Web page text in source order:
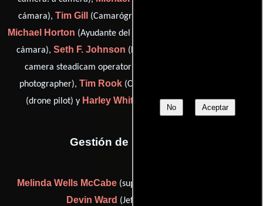
No Aceptar
cámara), Tim Gill (Camarógrafo),
Michael Horton (Ayudante del encargado de equipamientos de
cámara), Seth F. Johnson (Fotógrafo),
camera steadicam operator),
photographer), Tim Rook (Camarógrafo),
(drone pilot) y Harley White (Técnicos de iluminación)
Gestión de producción
Melinda Wells McCabe (supervisor de post-producción) y
Devin Ward (Jefe de producción)